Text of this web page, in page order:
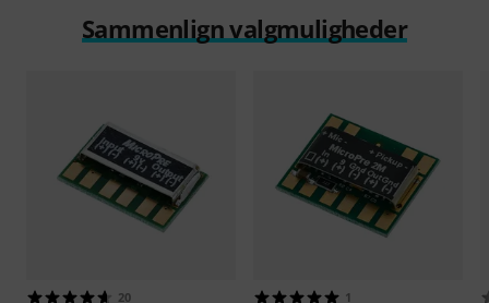
Sammenlign valgmuligheder
20 1